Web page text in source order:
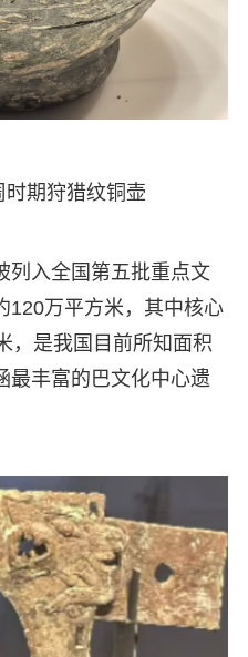
期狩猎纹铜壶
列入全国第五批重点文
120万平方米，其中核心
，是我国目前所知面积
最丰富的巴文化中心遗